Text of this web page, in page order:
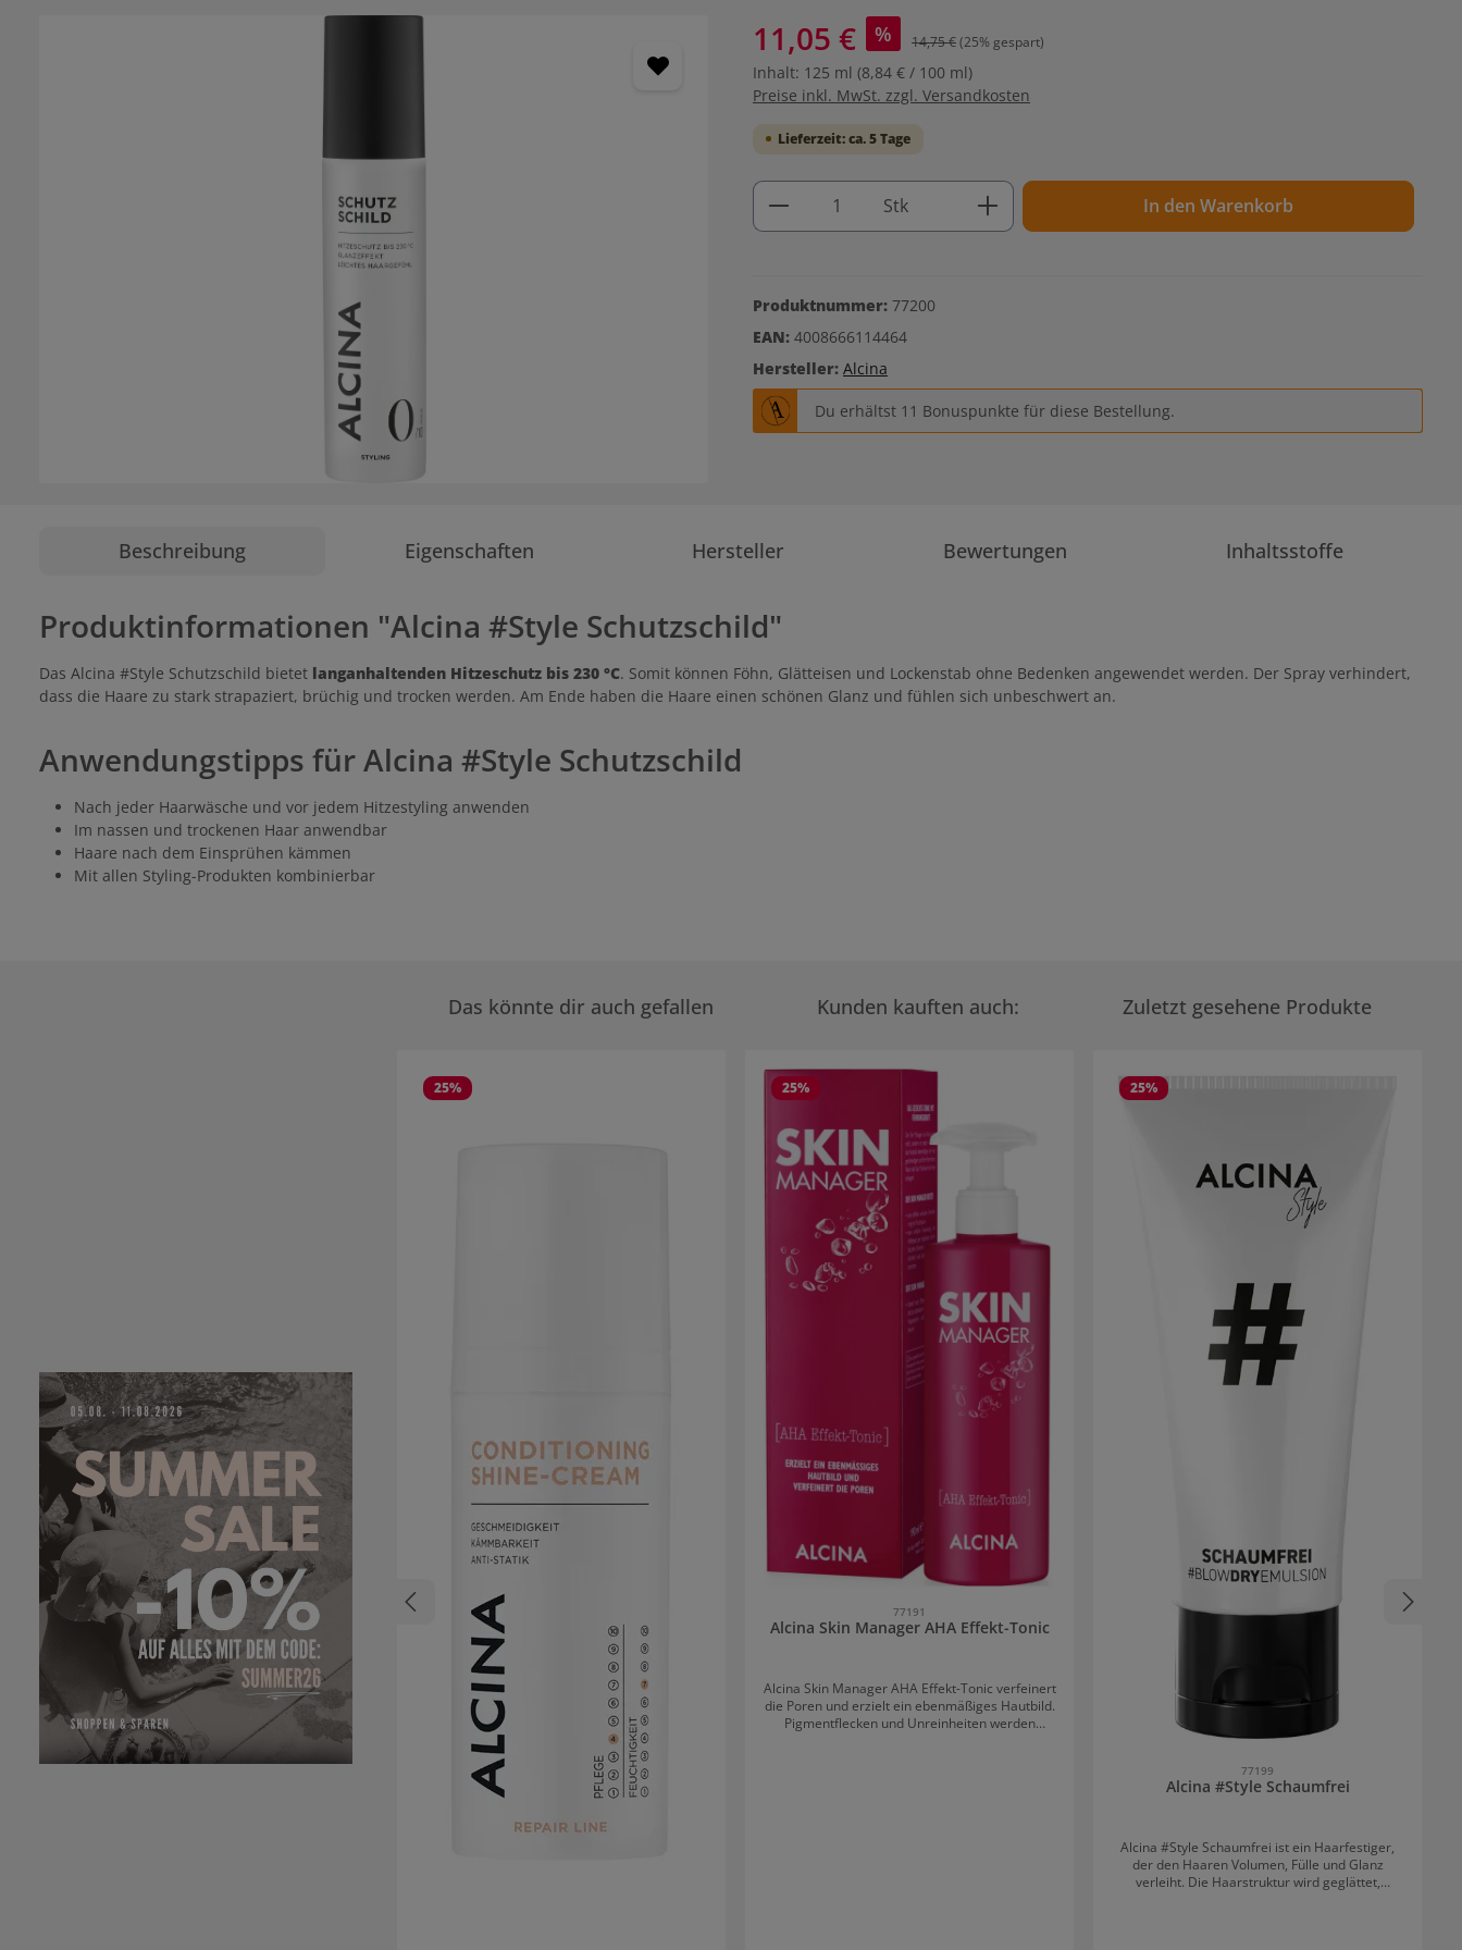
11,05 € % 14,75 €(25% gespart)
Inhalt: 125 ml (8,84 € / 100 ml)
Preise inkl. MwSt. zzgl. Versandkosten
Lieferzeit: ca. 5 Tage
Produkt Anzahl: Gib den gewünschten Wert ein oder
Stk In den Warenkorb
Produktnummer: 77200
EAN: 4008666114464
Hersteller: Alcina
Du erhältst 11 Bonuspunkte für diese Bestellung.
Beschreibung Eigenschaften Hersteller Bewertungen Inhaltsstoffe
Produktinformationen "Alcina #Style Schutzschild"
Das Alcina #Style Schutzschild bietet langanhaltenden Hitzeschutz bis 230 °C. Somit können Föhn, Glätteisen und Lockenstab ohne Bedenken angewendet werden. Der Spray verhindert,
dass die Haare zu stark strapaziert, brüchig und trocken werden. Am Ende haben die Haare einen schönen Glanz und fühlen sich unbeschwert an.
Anwendungstipps für Alcina #Style Schutzschild
Nach jeder Haarwäsche und vor jedem Hitzestyling anwenden
Im nassen und trockenen Haar anwendbar
Haare nach dem Einsprühen kämmen
Mit allen Styling-Produkten kombinierbar
Das könnte dir auch gefallen Kunden kauften auch: Zuletzt gesehene Produkte
25% 25%
77191
Alcina Skin Manager AHA Effekt-Tonic
Alcina Skin Manager AHA Effekt-Tonic verfeinert
die Poren und erzielt ein ebenmäßiges Hautbild.
Pigmentflecken und Unreinheiten werden
25%
77199
Alcina #Style Schaumfrei
Alcina #Style Schaumfrei ist ein Haarfestiger,
der den Haaren Volumen, Fülle und Glanz
verleiht. Die Haarstruktur wird geglättet,